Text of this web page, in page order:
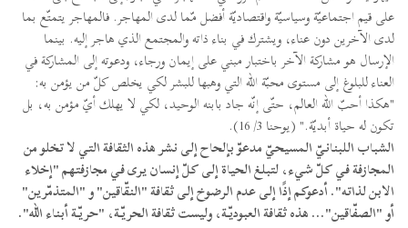
على قيم اجتماعيّة وسياسيّة واقتصاديّة أفضل مّما لدى المهاجر. فالمهاجر يتمتّع بما
لدى الآخرين دون عناء، ويشترك في بناء ذاته والمجتمع الذي هاجر إليه. بينما
الإرسال هو مشاركة الآخر باختبار مبني على إيمان ورجاء، ودعوته إلى المشاركة في
العناء للبلوغ إلى مستوى محبّة الله التي وهبها للبشر لكي يخلص كلّ من يؤمن به:
"هكذا أحبّ الله العالم، حتّى إنّه جاد بابنه الوحيد، لكي لا يهلك أيّ مؤمن به، بل
تكون له حياة أبديّة." (يوحنا 3/ 16).
الشباب اللبنانيّ المسيحيّ مدعوّ بإلحاح إلى نشر هذه الثقافة التي لا تخلو من
المجازفة في كلّ شيء، لتبلغ الحياة إلى كلّ إنسان يرى في مجازفتهم "إخلاء
الابن لذاته". أدعوكم إذًا إلى عدم الرضوخ إلى ثقافة "النقّاقين" و "المتذمّرين"
أو "الصفّاقين"... هذه ثقافة العبوديّة، وليست ثقافة الحريّة، "حريّة أبناء الله".